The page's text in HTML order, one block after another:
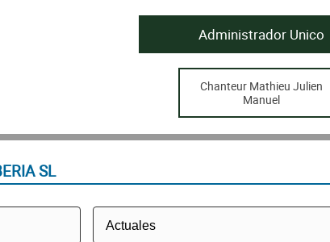
Administrador Unico
Chanteur Mathieu Julien
Manuel
SL